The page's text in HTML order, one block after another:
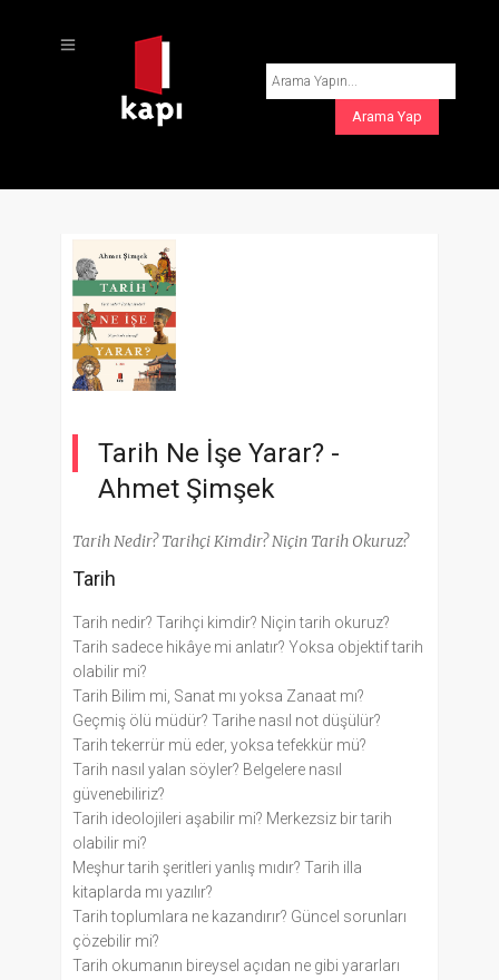
Tarih Ne İşe Yarar? -
Ahmet Şimşek
Tarih Nedir? Tarihçi Kimdir? Niçin Tarih Okuruz?
Tarih
Tarih nedir? Tarihçi kimdir? Niçin tarih okuruz?
Tarih sadece hikâye mi anlatır? Yoksa objektif tarih
olabilir mi?
Tarih Bilim mi, Sanat mı yoksa Zanaat mı?
Geçmiş ölü müdür? Tarihe nasıl not düşülür?
Tarih tekerrür mü eder, yoksa tefekkür mü?
Tarih nasıl yalan söyler? Belgelere nasıl
güvenebiliriz?
Tarih ideolojileri aşabilir mi? Merkezsiz bir tarih
olabilir mi?
Meşhur tarih şeritleri yanlış mıdır? Tarih illa
kitaplarda mı yazılır?
Tarih toplumlara ne kazandırır? Güncel sorunları
çözebilir mi?
Tarih okumanın bireysel açıdan ne gibi yararları